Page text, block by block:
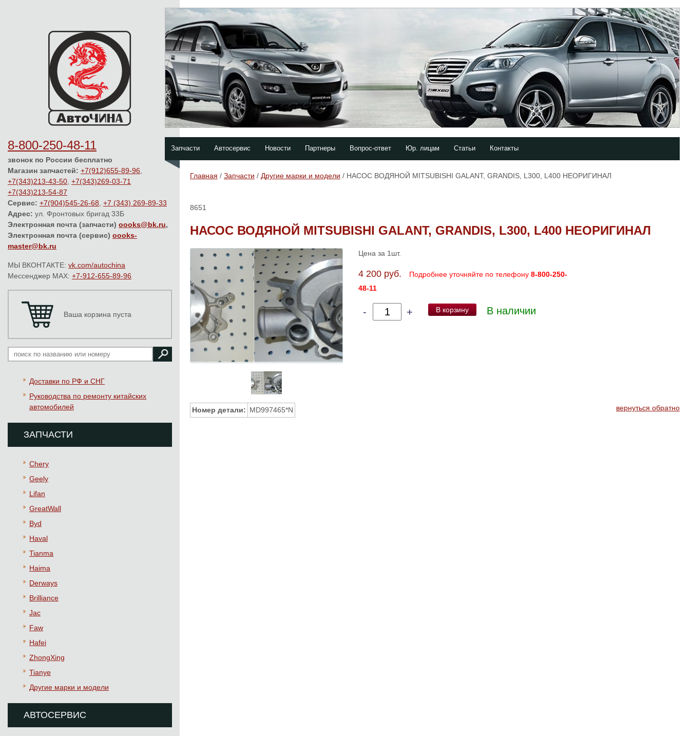
8-800-250-48-11
звонок по России бесплатно
Магазин запчастей: +7(912)655-89-96
+7(343)213-43-50 +7(343)269-03-71
+7(343)213-54-87
Сервис: +7(904)545-26-68 +7 (343) 269-89-33
Адрес: ул. Фронтовых бригад 33Б
Электронная почта (запчасти) oooks@bk.ru,
Электронная почта (сервис) oooks-
master@bk.ru
МЫ ВКОНТАКТЕ: vk.com/autochina
Мессенджер MAX: +7-912-655-89-96
Ваша корзина пуста
Доставки по РФ и СНГ
Руководства по ремонту китайских
автомобилей
ЗАПЧАСТИ
Chery
Geely
Lifan
GreatWall
Byd
Haval
Tianma
Haima
Derways
Brilliance
Jac
Faw
Hafei
ZhongXing
Tianye
Другие марки и модели
АВТОСЕРВИС
Запчасти Автосервис Новости Партнеры Вопрос-ответ Юр. лицам Статьи Контакты
Главная / Запчасти / Другие марки и модели / НАСОС ВОДЯНОЙ MITSUBISHI GALANT, GRANDIS, L300, L400 НЕОРИГИНАЛ
8651
НАСОС ВОДЯНОЙ MITSUBISHI GALANT, GRANDIS, L300, L400 НЕОРИГИНАЛ
Цена за 1шт.
4 200 руб. Подробнее уточняйте по телефону 8-800-250-
48-11
- + В корзину В наличии
Номер детали: MD997465*N вернуться обратно